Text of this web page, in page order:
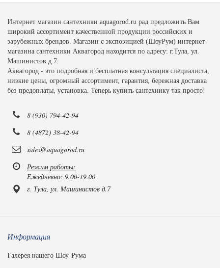
Интернет магазин сантехники aquagorod.ru рад предложить Вам
широкий ассортимент качественной продукции российских и
зарубежных брендов. Магазин с экспозицией (ШоуРум) интернет-
магазина сантехники Аквагород находится по адресу: г.Тула, ул.
Машинистов д.7.
Аквагород - это подробная и бесплатная консультация специалиста,
низкие цены, огромный ассортимент, гарантия, бережная доставка
без предоплаты, установка. Теперь купить сантехнику так просто!
8 (930) 794-42-94
8 (4872) 38-42-94
sales@aquagorod.ru
Режим работы:
Ежедневно: 9.00-19.00
г. Тула, ул. Машинистов д.7
Информация
Галерея нашего Шоу-Рума